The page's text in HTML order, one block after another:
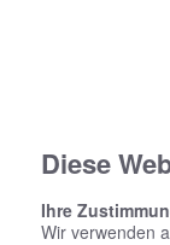
Diese
Ihre
Wir verwenden